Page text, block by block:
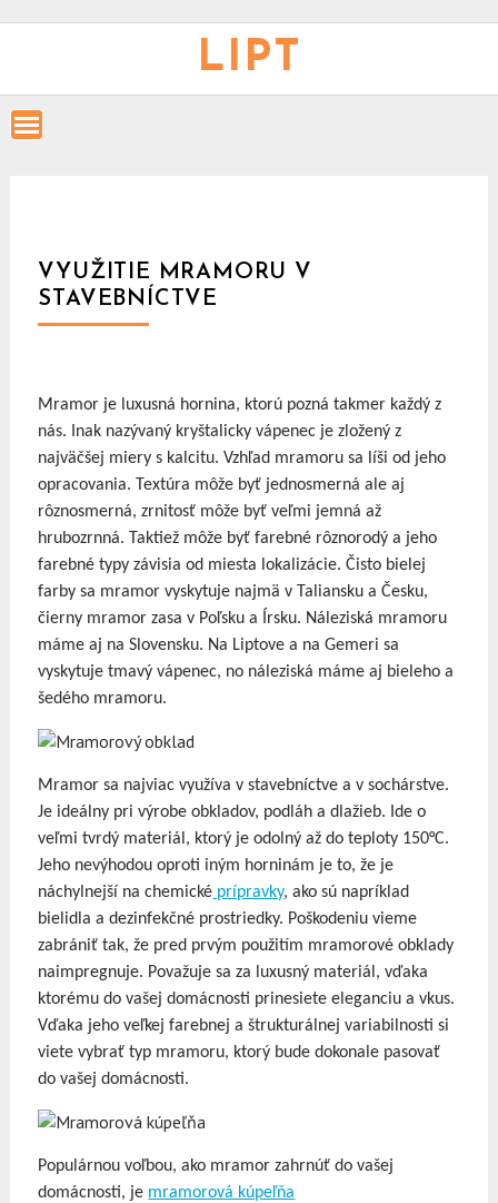
LIPT
VYUŽITIE MRAMORU V
STAVEBNÍCTVE
Mramor je luxusná hornina, ktorú pozná takmer každý z
nás. Inak nazývaný kryštalicky vápenec je zložený z
najväčšej miery s kalcitu. Vzhľad mramoru sa líši od jeho
opracovania. Textúra môže byť jednosmerná ale aj
rôznosmerná, zrnitosť môže byť veľmi jemná až
hrubozrnná. Taktiež môže byť farebné rôznorodý a jeho
farebné typy závisia od miesta lokalizácie. Čisto bielej
farby sa mramor vyskytuje najmä v Taliansku a Česku,
čierny mramor zasa v Poľsku a Írsku. Náleziská mramoru
máme aj na Slovensku. Na Liptove a na Gemeri sa
vyskytuje tmavý vápenec, no náleziská máme aj bieleho a
šedého mramoru.
Mramor sa najviac využíva v stavebníctve a v sochárstve.
Je ideálny pri výrobe obkladov, podláh a dlažieb. Ide o
veľmi tvrdý materiál, ktorý je odolný až do teploty 150°C.
Jeho nevýhodou oproti iným horninám je to, že je
náchylnejší na chemické prípravky, ako sú napríklad
bielidla a dezinfekčné prostriedky. Poškodeniu vieme
zabrániť tak, že pred prvým použitím mramorové obklady
naimpregnuje. Považuje sa za luxusný materiál, vďaka
ktorému do vašej domácnosti prinesiete eleganciu a vkus.
Vďaka jeho veľkej farebnej a štrukturálnej variabilnosti si
viete vybrať typ mramoru, ktorý bude dokonale pasovať
do vašej domácnosti.
Populárnou voľbou, ako mramor zahrnúť do vašej
domácnosti, je mramorová kúpeľňa